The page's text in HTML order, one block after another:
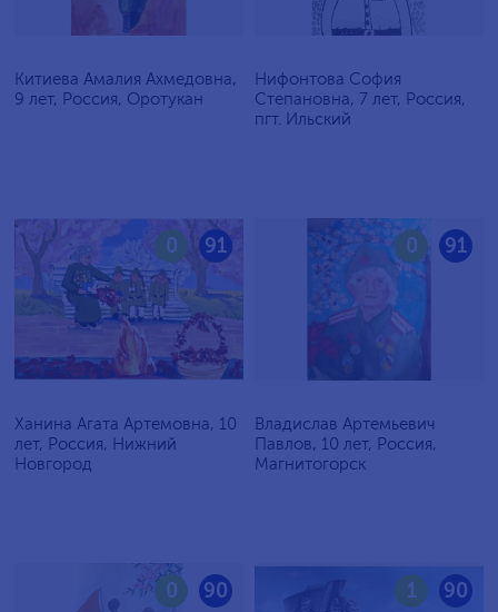
Китиева Амалия Ахмедовна,
9 лет, Россия, Оротукан
Нифонтова София
Степановна, 7 лет, Россия,
пгт. Ильский
91
0
Ханина Агата Артемовна, 10
лет, Россия, Нижний
Новгород
91
0
Владислав Артемьевич
Павлов, 10 лет, Россия,
Магнитогорск
90
0 90
1